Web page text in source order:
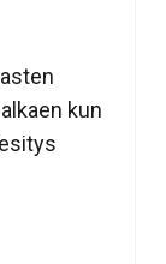
kun